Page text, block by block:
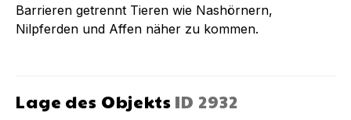
Barrieren getrennt Tieren wie Nashörnern,
Nilpferden und Affen näher zu kommen.
Lage des Objekts ID 2932